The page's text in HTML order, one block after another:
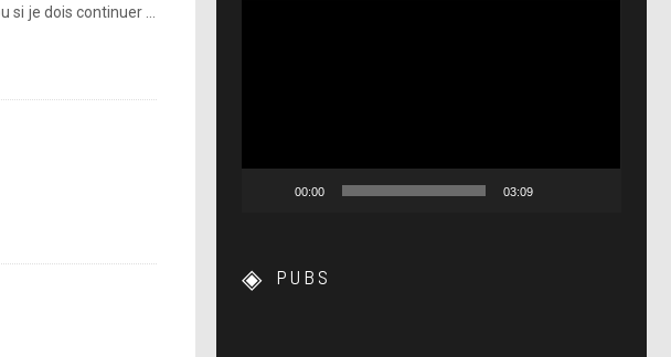
si je dois continuer …
00:00 03:09
PUBS